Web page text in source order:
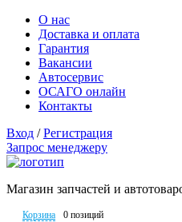
О нас
Доставка и оплата
Гарантия
Вакансии
Автосервис
ОСАГО онлайн
Контакты
Вход / Регистрация
Запрос менеджеру
Магазин запчастей и
Корзина
0 позиций